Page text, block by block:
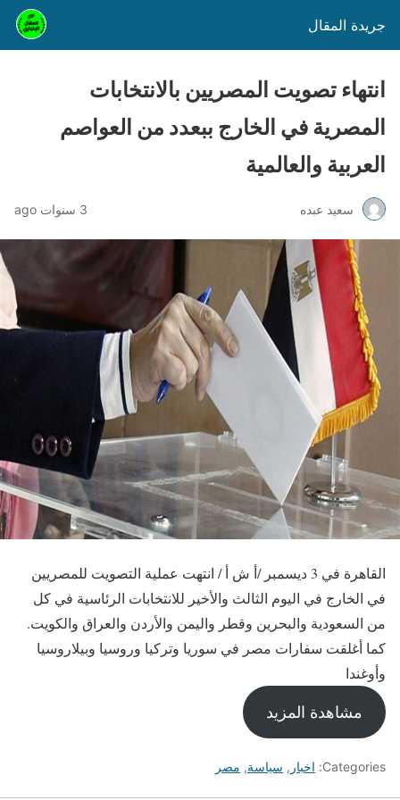
جريدة المقال
انتهاء تصويت المصريين بالانتخابات
المصرية في الخارج ببعدد من العواصم
العربية والعالمية
سعيد عبده 3 سنوات ago
القاهرة في 3 ديسمبر /أ ش أ / انتهت عملية التصويت للمصريين
في الخارج في اليوم الثالث والأخير للانتخابات الرئاسية في كل
من السعودية والبحرين وقطر واليمن والأردن والعراق والكويت.
كما أغلقت سفارات مصر في سوريا وتركيا وروسيا وبيلاروسيا
وأوغندا
مشاهدة المزيد
Categories: اخبار , سياسة, مصر